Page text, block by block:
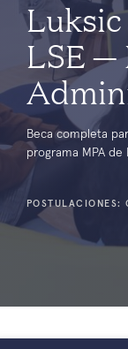
LSE —
Beca completa
programa MPA de
POSTULACIONES: